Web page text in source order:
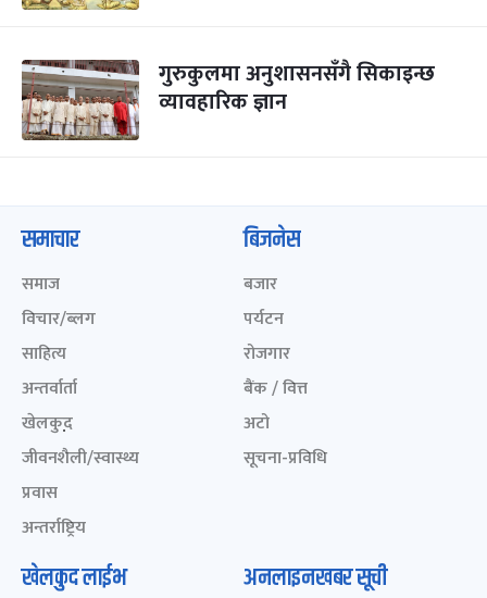
गुरुकुलमा अनुशासनसँगै सिकाइन्छ
व्यावहारिक ज्ञान
समाचार
समाज
विचार/ब्लग
साहित्य
अन्तर्वार्ता
खेलकुद़़
जीवनशैली/स्वास्थ्य
प्रवास
अन्तर्राष्ट्रिय
बिजनेस
बजार
पर्यटन
रोजगार
बैंक / वित्त
अटो
सूचना-प्रविधि
खेलकुद लाईभ अनलाइनखबर सूची